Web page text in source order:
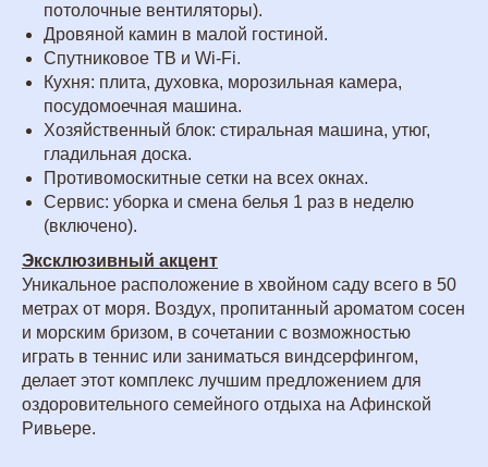
потолочные вентиляторы).
Дровяной камин в малой гостиной.
Спутниковое ТВ и Wi-Fi.
Кухня: плита, духовка, морозильная камера,
посудомоечная машина.
Хозяйственный блок: стиральная машина, утюг,
гладильная доска.
Противомоскитные сетки на всех окнах.
Сервис: уборка и смена белья 1 раз в неделю
(включено).
Эксклюзивный акцент
Уникальное расположение в хвойном саду всего в 50
метрах от моря. Воздух, пропитанный ароматом сосен
и морским бризом, в сочетании с возможностью
играть в теннис или заниматься виндсерфингом,
делает этот комплекс лучшим предложением для
оздоровительного семейного отдыха на Афинской
Ривьере.